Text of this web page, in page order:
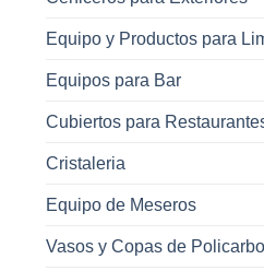
Equipo y Productos para
Equipos para Bar
Cubiertos para
Cristaleria
Equipo de Meseros
Vasos y Copas de